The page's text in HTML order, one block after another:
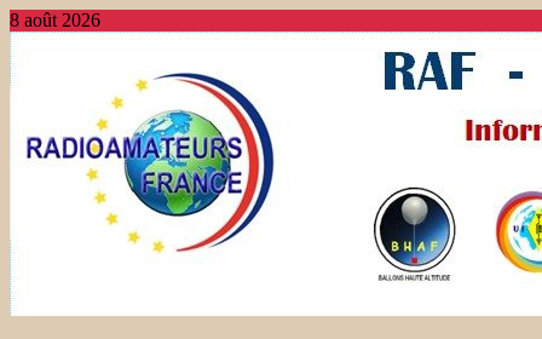
8 août 2026